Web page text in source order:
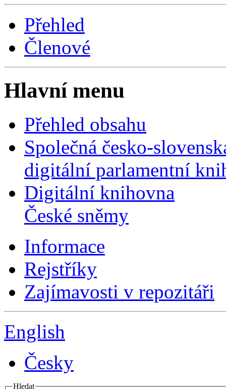
Přehled
Členové
Hlavní menu
Přehled obsahu
Společná česko-
digitální parlamentní
Digitální knihovna
České sněmy
Informace
Rejstříky
Zajímavosti v repozitáři
English
Česky
Hledat